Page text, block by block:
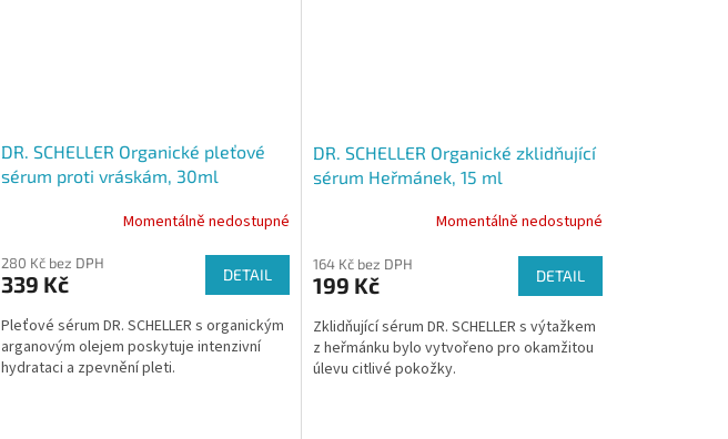
DR. SCHELLER Organické pleťové
sérum proti vráskám, 30ml
Momentálně nedostupné
280 Kč bez DPH
339 Kč DETAIL
Pleťové sérum DR. SCHELLER s organickým
arganovým olejem poskytuje intenzivní
hydrataci a zpevnění pleti.
DR. SCHELLER Organické zklidňující
sérum Heřmánek, 15 ml
Momentálně nedostupné
164 Kč bez DPH
199 Kč DETAIL
Zklidňující sérum DR. SCHELLER s výtažkem
z heřmánku bylo vytvořeno pro okamžitou
úlevu citlivé pokožky.